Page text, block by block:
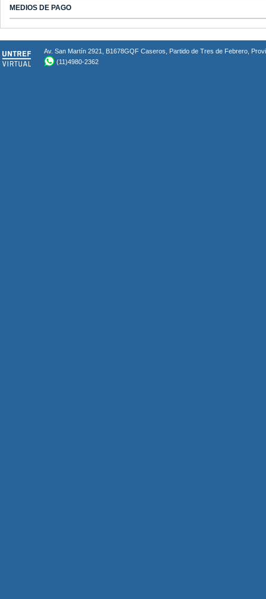
MEDIOS DE PAGO
Av. San Martín 2921, B1678GQF Caseros, Partido de Tres de Febrero,
(11)4980-2362